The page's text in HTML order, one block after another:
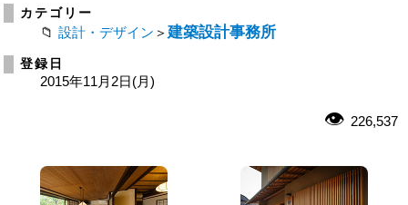
カテゴリー
設計・デザイン ＞ 建築設計事務所
登録日
2015年11月2日(月)
226,537